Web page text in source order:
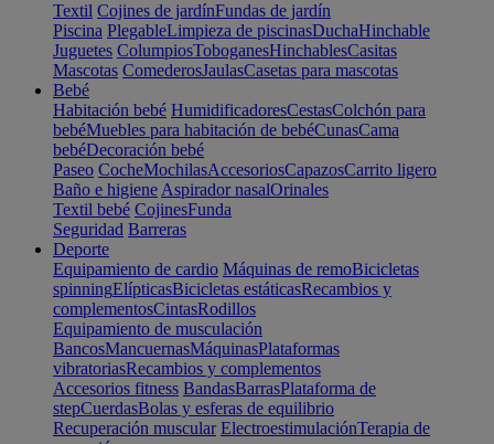
Textil Cojines de jardínFundas de jardín
Piscina PlegableLimpieza de piscinasDuchaHinchable
Juguetes ColumpiosToboganesHinchablesCasitas
Mascotas ComederosJaulasCasetas para mascotas
Bebé
Habitación bebé HumidificadoresCestasColchón para
bebéMuebles para habitación de bebéCunasCama
bebéDecoración bebé
Paseo CocheMochilasAccesoriosCapazosCarrito ligero
Baño e higiene Aspirador nasalOrinales
Textil bebé CojinesFunda
Seguridad Barreras
Deporte
Equipamiento de cardio Máquinas de remoBicicletas
spinningElípticasBicicletas estáticasRecambios y
complementosCintasRodillos
Equipamiento de musculación
BancosMancuernasMáquinasPlataformas
vibratoriasRecambios y complementos
Accesorios fitness BandasBarrasPlataforma de
stepCuerdasBolas y esferas de equilibrio
Recuperación muscular ElectroestimulaciónTerapia de